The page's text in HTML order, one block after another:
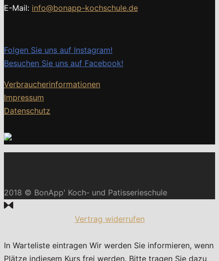
E-Mail: info@bonapp-kochschule.de
Folgen Sie uns auf Instagram!
Besuchen Sie uns auf Facebook!
Verbraucherinformationen
Impressum
Datenschutz
2018 © BonApp' Koch- und Patisserieschule
Vertrag widerrufen
In Warteliste eintragen Wir werden Sie informieren, wenn
Plätze indiesem Kurs frei werden. Bitte tragen Sie dazu